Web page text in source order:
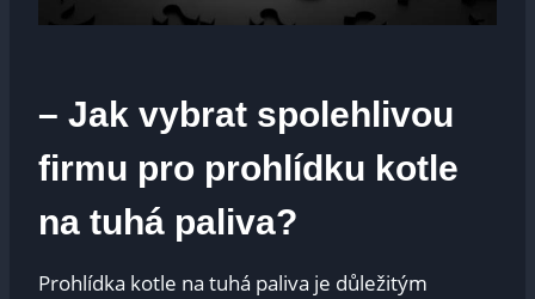
– Jak vybrat spolehlivou
firmu pro prohlídku kotle
na tuhá paliva?
Prohlídka kotle na tuhá paliva je důležitým